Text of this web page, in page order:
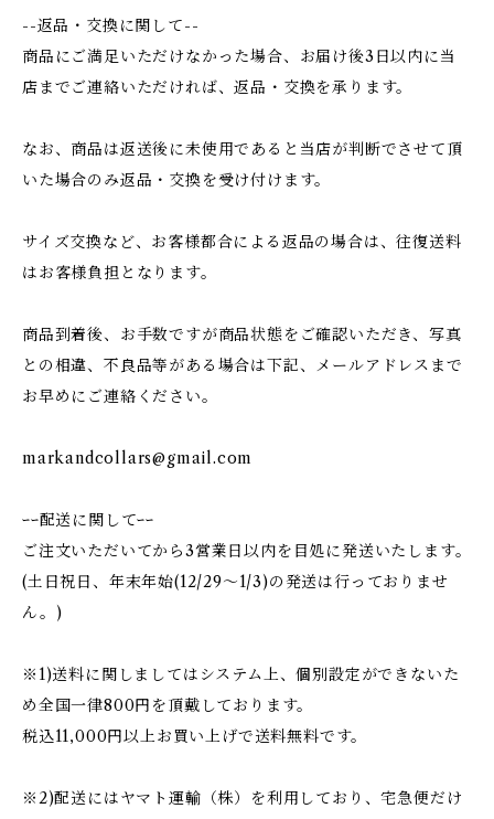
--返品・交換に関して--
商品にご満足いただけなかった場合、お届け後3日以内に当
店までご連絡いただければ、返品・交換を承ります。
なお、商品は返送後に未使用であると当店が判断でさせて頂
いた場合のみ返品・交換を受け付けます。
サイズ交換など、お客様都合による返品の場合は、往復送料
はお客様負担となります。
商品到着後、お手数ですが商品状態をご確認いただき、写真
との相違、不良品等がある場合は下記、メールアドレスまで
お早めにご連絡ください。
markandcollars@gmail.com
ｰｰ配送に関してｰｰ
ご注文いただいてから3営業日以内を目処に発送いたします。
(土日祝日、年末年始(12/29〜1/3)の発送は行っておりませ
ん。)
※1)送料に関しましてはシステム上、個別設定ができないた
め全国一律800円を頂戴しております。
税込11,000円以上お買い上げで送料無料です。
※2)配送にはヤマト運輸（株）を利用しており、宅急便だけ